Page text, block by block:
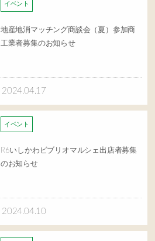
イベント
地産地消マッチング商談会（夏）参加商
工業者募集のお知らせ
2024.04.17
イベント
R6いしかわビブリオマルシェ出店者募集
のお知らせ
2024.04.10